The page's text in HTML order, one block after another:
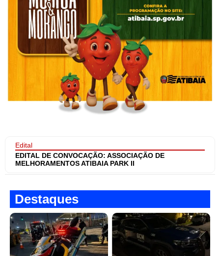
Edital
EDITAL DE CONVOCAÇÃO: ASSOCIAÇÃO DE
MELHORAMENTOS ATIBAIA PARK II
Destaques